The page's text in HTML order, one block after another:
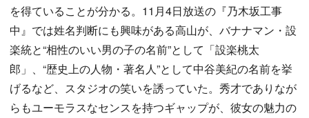
を得ていることが分かる。11月4日放送の『乃木坂工事
中』では姓名判断にも興味がある高山が、バナナマン・設
楽統と“相性のいい男の子の名前”として「設楽桃太
郎」、“歴史上の人物・著名人”として中谷美紀の名前を挙
げるなど、スタジオの笑いを誘っていた。秀才でありなが
らもユーモラスなセンスを持つギャップが、彼女の魅力の